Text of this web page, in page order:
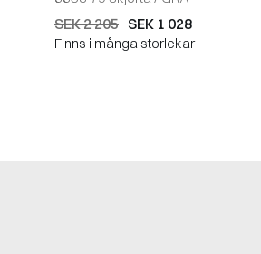
SEK 2 205 SEK 1 028
Finns i många storlekar